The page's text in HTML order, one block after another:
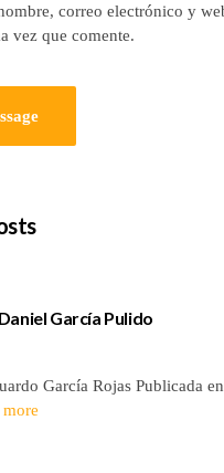
correo electrónico y
vez que comente.
García Pulido
García Rojas Publicada
more